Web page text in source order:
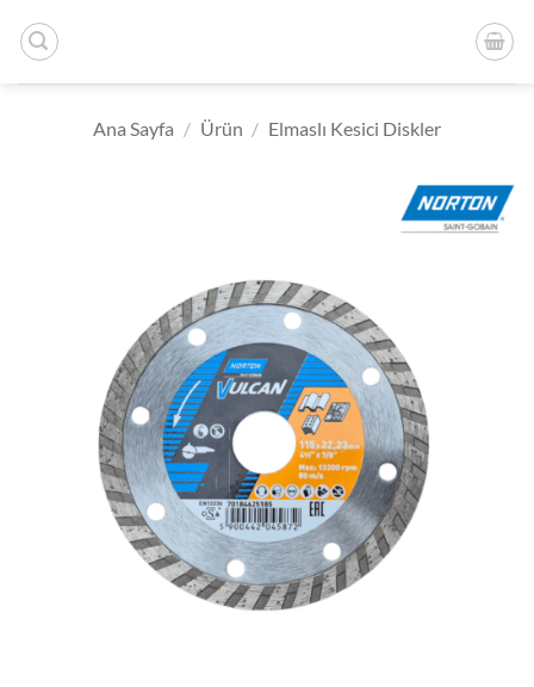
atla
Ana Sayfa / Ürün / Elmaslı Kesici Diskler